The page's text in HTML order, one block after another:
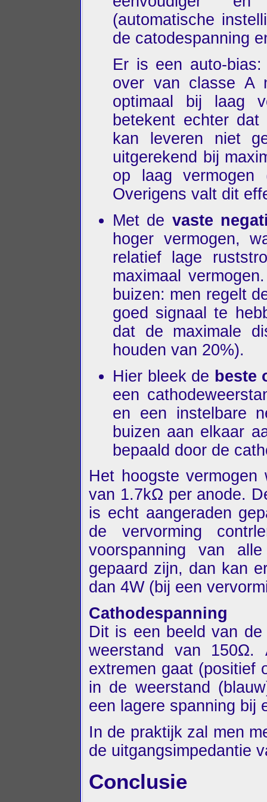
(automatische
de catodespanning
Er is een auto-
over van classe A
optimaal bij laag
betekent echter
kan leveren niet
uitgerekend bij
op laag vermogen
Overigens valt dit
Met de vaste
hoger vermogen,
relatief lage
maximaal
buizen: men regelt
goed signaal te
dat de maximale
houden van 20%).
Hier bleek de beste
een
en een instelbare
buizen aan elkaar
bepaald door de
Het hoogste
van 1.7kΩ per anode.
is echt aangeraden
de vervorming
voorspanning van
gepaard zijn, dan kan
dan 4W (bij een
Cathodespanning
Dit is een beeld van de
weerstand van
extremen gaat (positief
in de weerstand
een lagere spanning bij
In de praktijk zal men
de uitgangsimpedantie
Conclusie